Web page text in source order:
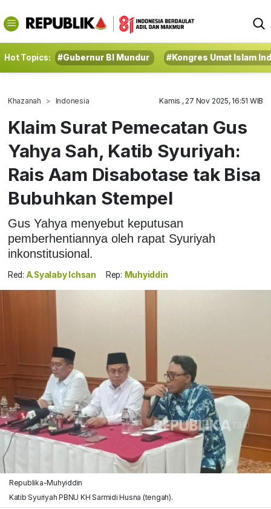
Hot Topics: #Gubernur BI Mundur #Kongres Umat Islam
Khazanah Indonesia Kamis , 27 Nov 2025, 16:51 WIB
Klaim Surat Pemecatan Gus
Yahya Sah, Katib Syuriyah:
Rais Aam Disabotase tak Bisa
Bubuhkan Stempel
Gus Yahya menyebut keputusan
pemberhentiannya oleh rapat Syuriyah
inkonstitusional.
Red: A.Syalaby Ichsan Rep: Muhyiddin
Republika-Muhyiddin
Katib Syuriyah PBNU KH Sarmidi Husna (tengah).